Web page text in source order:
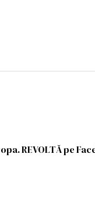
REVOLTĂ pe